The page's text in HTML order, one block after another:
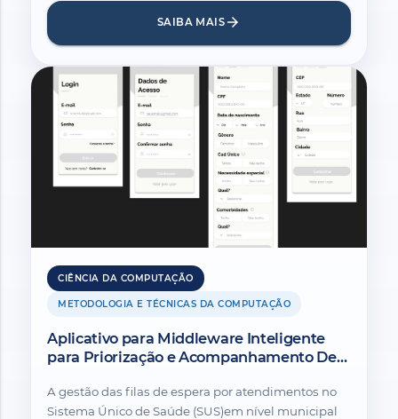
SAIBA MAIS arrow_forward
CIÊNCIA DA COMPUTAÇÃO
METODOLOGIA E TÉCNICAS DA COMPUTAÇÃO
Aplicativo para Middleware Inteligente
para Priorização e Acompanhamento De
A gestão das filas de espera por atendimentos no
Sistema Único de Saúde (SUS)em nível municipal